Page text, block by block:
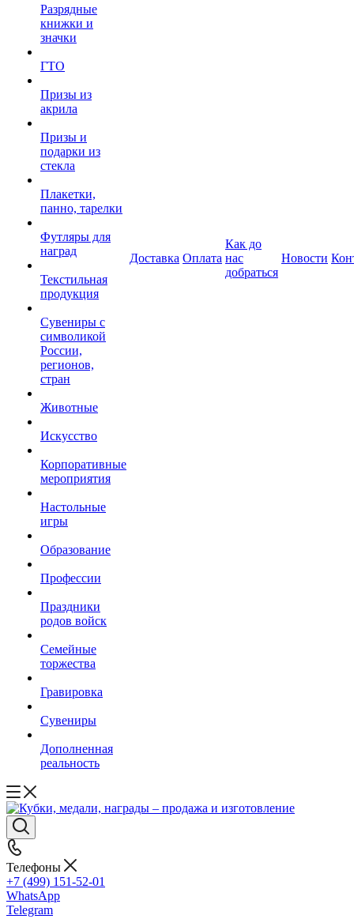
Разрядные
книжки и
значки
ГТО
Призы из
акрила
Призы и
подарки из
стекла
Плакетки,
панно, тарелки
Футляры для
наград
Текстильная
продукция
Сувениры с
символикой
России,
регионов,
стран
Животные
Искусство
Корпоративные
мероприятия
Настольные
игры
Образование
Профессии
Праздники
родов войск
Семейные
торжества
Гравировка
Сувениры
Дополненная
реальность
Доставка Оплата
Как до
нас
добраться
Новости
Телефоны
+7 (499) 151-52-01
WhatsApp
Telegram